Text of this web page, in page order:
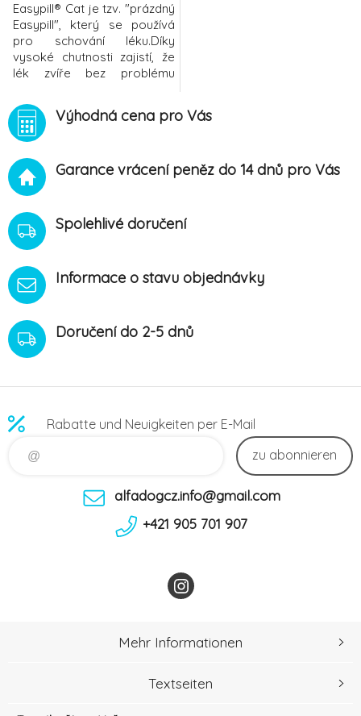
Easypill® Cat je tzv. "prázdný
Easypill", který se používá
pro schování léku.Díky
vysoké chutnosti zajistí, že
lék zvíře bez problému
tyčinky v
sáčcích.BALENÍsáček - 4
tyčinky po 10 g (čistá
tyčinek po 10 g (čistá
hmotnost 300
balení a nakrájejte tyčinku
nožem. Skry
Výhodná cena pro Vás
Garance vrácení peněz do 14 dnů pro Vás
Spolehlivé doručení
Informace o stavu objednávky
Doručení do 2-5 dnů
Rabatte und Neuigkeiten per E-Mail
zu abonnieren
alfadogcz.info@gmail.com
+421 905 701 907
Mehr Informationen
Textseiten